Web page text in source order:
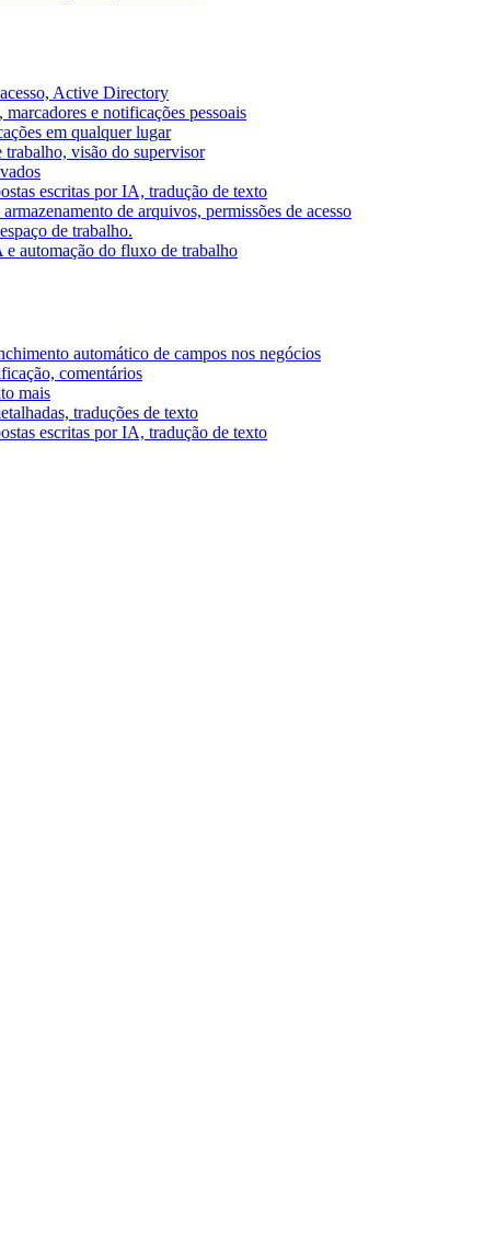
Active Directory
e notificações pessoais
em qualquer lugar
visão do supervisor
escritas por IA, tradução de texto
de arquivos, permissões de acesso
de trabalho.
e automação do fluxo de trabalho
automático de campos nos negócios
comentários
mais
traduções de texto
escritas por IA, tradução de texto